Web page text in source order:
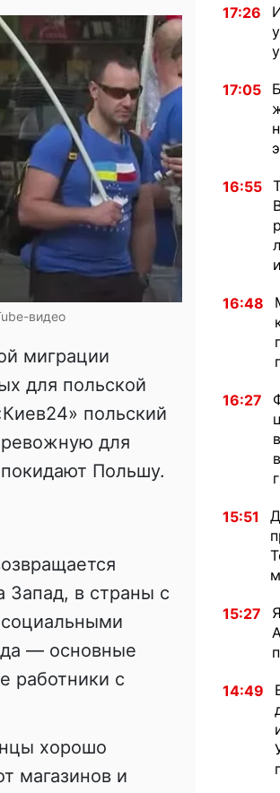
видео
миграции
для польской
польский
для
Польшу.
Запад, в страны с
— основные
работники с
хорошо
магазинов и
17:26
17:05
16:55
16:48
16:27
15:51
15:27
14:49